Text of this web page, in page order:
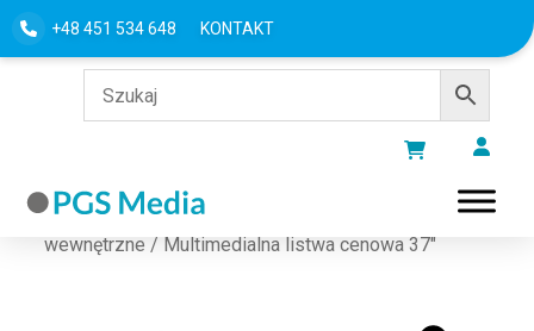
+48 451 534 648 KONTAKT
Strona główna/MONITORY I EKRANY
wewnętrzne / Multimedialna listwa cenowa 37″